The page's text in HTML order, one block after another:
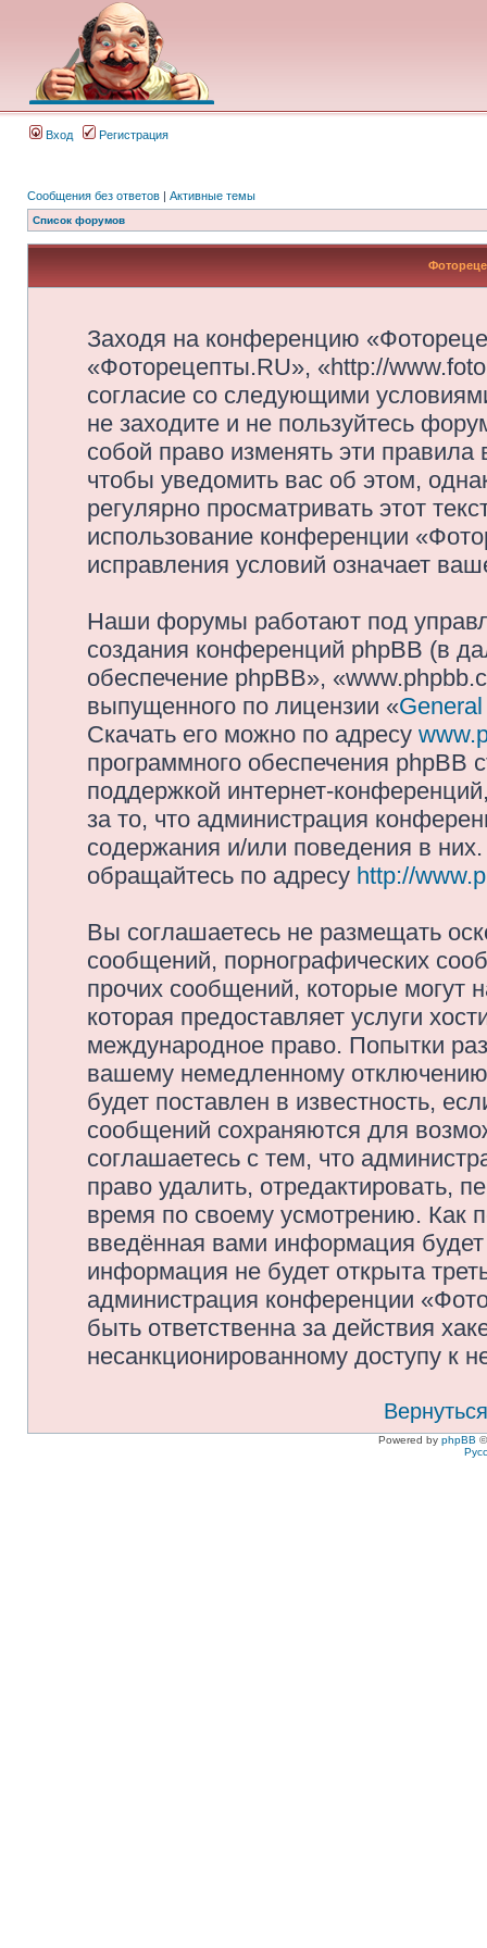
Вход Регистрация
Сообщения без ответов | Активные темы
Список форумов
Заходя на конференцию
«Фоторецепты.RU», «http://
согласие со следующими
не заходите и не пользуйтесь
собой право изменять эти
чтобы уведомить вас об этом,
регулярно просматривать этот
использование конференции
исправления условий означает
Наши форумы работают под
создания конференций phpBB (в
обеспечение phpBB»,
выпущенного по лицензии «
Скачать его можно по адресу
программного обеспечения phpBB
поддержкой интернет-
за то, что администрация
содержания и/или поведения в
обращайтесь по адресу http://
Вы соглашаетесь не размещать
сообщений, порнографических
прочих сообщений, которые могут
которая предоставляет услуги
международное право. Попытки
вашему немедленному
будет поставлен в известность,
сообщений сохраняются для
соглашаетесь с тем, что
право удалить, отредактировать,
время по своему усмотрению. Как
введённая вами информация
информация не будет открыта
администрация конференции
быть ответственна за действия
несанкционированному доступу к
Powered by phpBB